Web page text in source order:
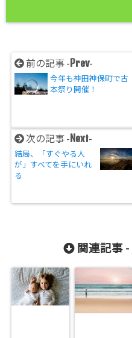
前の記事 -Prev-
今年も神田神保町で古
本祭り開催！
次の記事 -Next-
結局、「すぐやる人
が」すべてを手にいれ
る
関連記事 -